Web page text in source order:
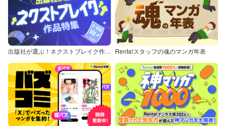
出版社が選ぶ！ネクストブレイク作品特集 Renta!スタッフの魂のマンガ年表